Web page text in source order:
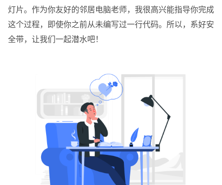
灯片。作为你友好的邻居电脑老师，我很高兴能指导你完成
这个过程，即使你之前从未编写过一行代码。所以，系好安
全带，让我们一起潜水吧！